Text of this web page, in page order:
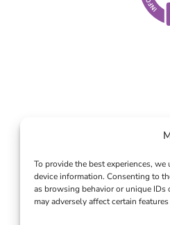
To provide the best experiences,
device information. Consenting to
as browsing behavior or unique
may adversely affect certain